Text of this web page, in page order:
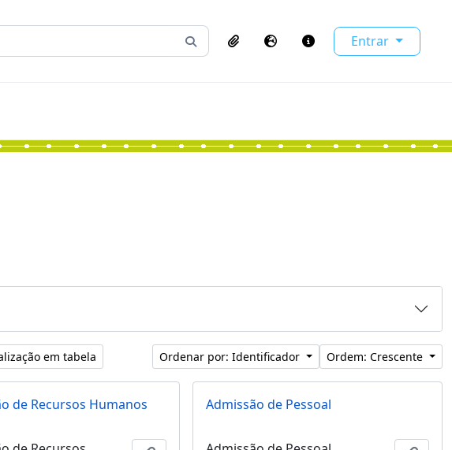
Busque na página de navegação
ClipboardIdioma Atalhos Entrar
em tabela Ordenar por: Identificador Ordem: Crescente
de Recursos Humanos Admissão de Pessoal